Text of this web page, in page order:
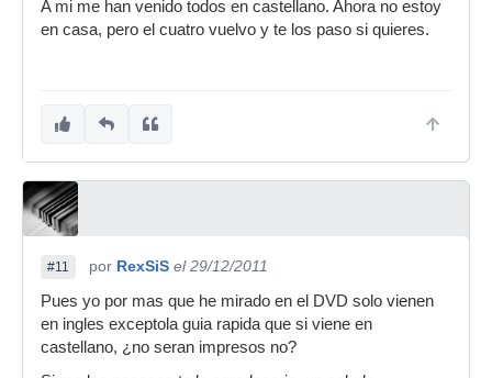
A mi me han venido todos en castellano. Ahora no estoy
en casa, pero el cuatro vuelvo y te los paso si quieres.
#11 por RexSiS el 29/12/2011
Pues yo por mas que he mirado en el DVD solo vienen
en ingles exceptola guia rapida que si viene en
castellano, ¿no seran impresos no?